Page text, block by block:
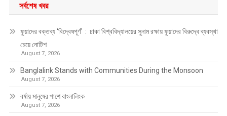
সর্বশেষ খবর
ফুয়াদের বক্তব্য ‘বিদ্বেষপূর্ণ’ : ঢাকা বিশ্ববিদ্যালয়ের সুনাম রক্ষায় ফুয়াদের বিরুদ্ধে ব্যবস্থা
চেয়ে নোটিশ
August 7, 2026
Banglalink Stands with Communities During the Monsoon
August 7, 2026
বর্ষায় মানুষের পাশে বাংলালিংক
August 7, 2026